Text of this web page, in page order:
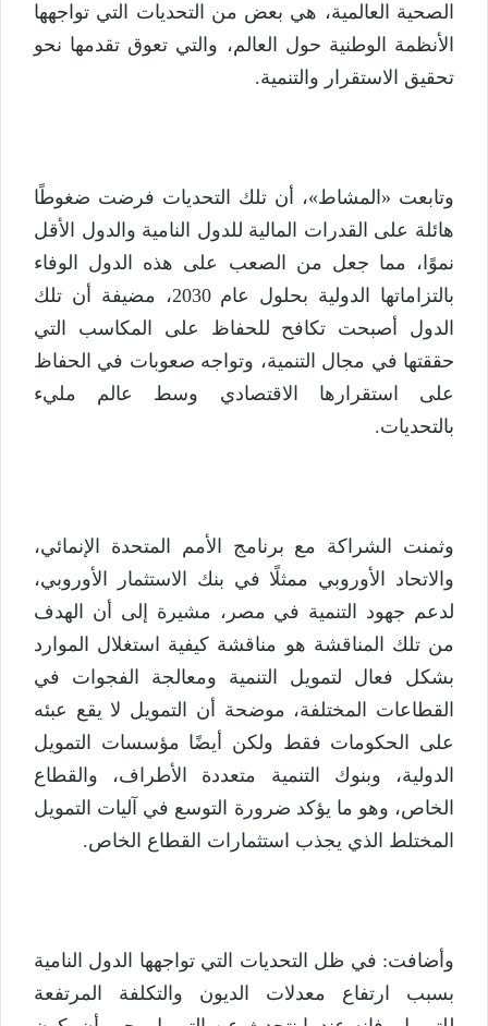
الصحية العالمية، هي بعض من التحديات التي تواجهها
الأنظمة الوطنية حول العالم، والتي تعوق تقدمها نحو
تحقيق الاستقرار والتنمية.
وتابعت «المشاط»، أن تلك التحديات فرضت ضغوطًا
هائلة على القدرات المالية للدول النامية والدول الأقل
نموًا، مما جعل من الصعب على هذه الدول الوفاء
بالتزاماتها الدولية بحلول عام 2030، مضيفة أن تلك
الدول أصبحت تكافح للحفاظ على المكاسب التي
حققتها في مجال التنمية، وتواجه صعوبات في الحفاظ
على استقرارها الاقتصادي وسط عالم مليء
بالتحديات.
وثمنت الشراكة مع برنامج الأمم المتحدة الإنمائي،
والاتحاد الأوروبي ممثلًا في بنك الاستثمار الأوروبي،
لدعم جهود التنمية في مصر، مشيرة إلى أن الهدف
من تلك المناقشة هو مناقشة كيفية استغلال الموارد
بشكل فعال لتمويل التنمية ومعالجة الفجوات في
القطاعات المختلفة، موضحة أن التمويل لا يقع عبئه
على الحكومات فقط ولكن أيضًا مؤسسات التمويل
الدولية، وبنوك التنمية متعددة الأطراف، والقطاع
الخاص، وهو ما يؤكد ضرورة التوسع في آليات التمويل
المختلط الذي يجذب استثمارات القطاع الخاص.
وأضافت: في ظل التحديات التي تواجهها الدول النامية
بسبب ارتفاع معدلات الديون والتكلفة المرتفعة